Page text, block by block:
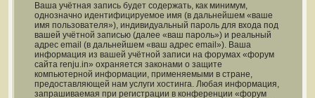
Ваша учётная запись будет содержать, как минимум,
однозначно идентифицируемое имя (в дальнейшем «ваше
имя пользователя»), индивидуальный пароль для входа под
вашей учётной записью (далее «ваш пароль») и реальный
адрес email (в дальнейшем «ваш адрес email»). Ваша
информация из вашей учётной записи на форумах «форум
сайта renju.in» охраняется законами о защите
компьютерной информации, применяемыми в стране,
предоставляющей нам услуги хостинга. Любая информация,
запрашиваемая при регистрации в конференции «форум